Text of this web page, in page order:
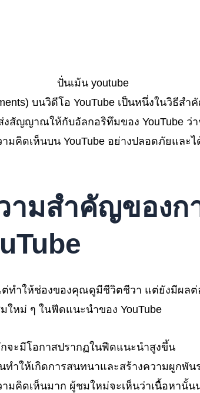
บนวิดีโอ YouTube เป็นหนึ่งในวิธีส
สัญญาณให้กับอัลกอริทึมของ YouTube
คิดเห็นบน YouTube อย่างปลอดภัยและ
ามสำคัญของก
ทำให้ช่องของคุณดูมีชีวิตชีวา แต่ยังมีผล
หม่ ๆ ในฟีดแนะนำของ YouTube
จะมีโอกาสปรากฏในฟีดแนะนำสูงขึ้น
ทำให้เกิดการสนทนาและสร้างความผูกพัน
ามคิดเห็นมาก ผู้ชมใหม่จะเห็นว่าเนื้อหานั้